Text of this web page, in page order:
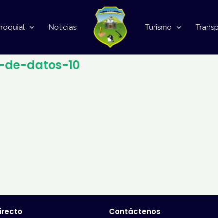
Noticias Turismo
de-datos-10
Contáctenos